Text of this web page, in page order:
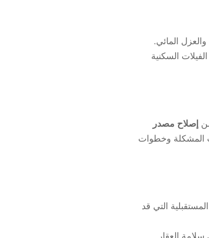
المائي.
السكنية
إصلاح مصدر
المشكلة وخطوات
التي قد
العقار